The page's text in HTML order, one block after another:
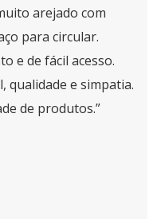
arejado com
para circular.
e de fácil acesso.
e simpatia.
de produtos.”